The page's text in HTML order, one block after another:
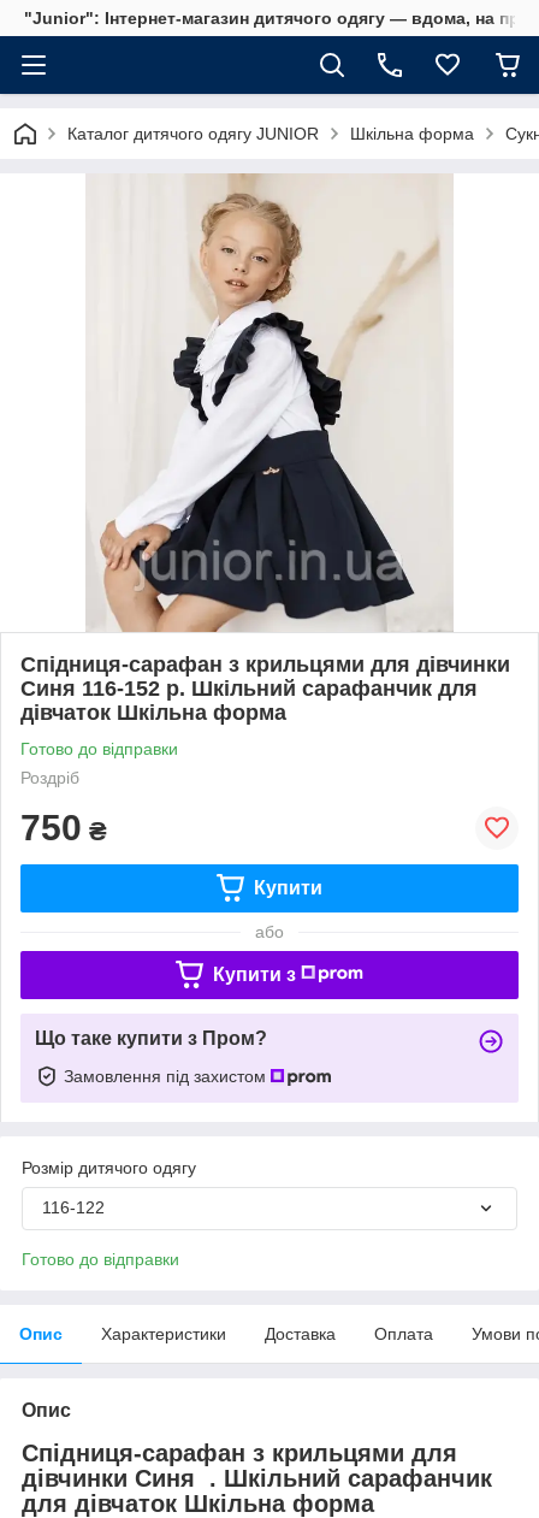
"Junior": Інтернет-магазин дитячого одягу — вдома, на
Каталог дитячого одягу JUNIOR Шкільна форма
Спідниця-сарафан з крильцями для дівчинки
Синя 116-152 р. Шкільний сарафанчик для
дівчаток Шкільна форма
Готово до відправки
Роздріб
750 ₴
Купити
або
Купити з
Що таке купити з Пром?
Замовлення під захистом
Розмір дитячого одягу
116-122
Готово до відправки
Опис Характеристики Доставка Оплата Умови
Опис
Спідниця-сарафан з крильцями для
дівчинки Синя . Шкільний сарафанчик
для дівчаток Шкільна форма